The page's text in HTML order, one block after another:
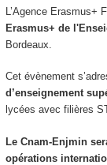
L’Agence Erasmus+
Erasmus+ de
Bordeaux.
Cet évènement
d’enseignement
lycées avec filières
Le Cnam-Enjmin
opérations